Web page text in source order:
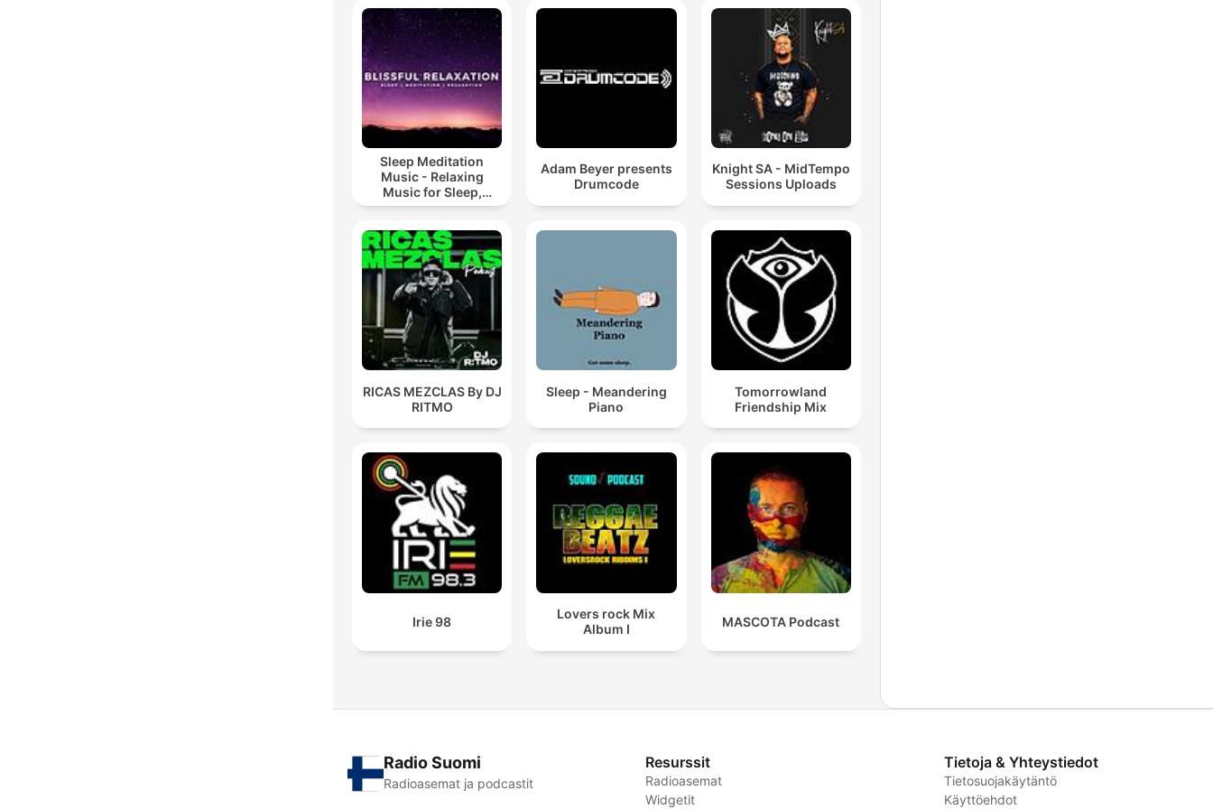
Sleep Meditation
Music - Relaxing
Music for Sleep,
Meditation &
Adam Beyer presents
Drumcode
Knight SA - MidTempo
Sessions Uploads
RICAS MEZCLAS By DJ
RITMO
Sleep - Meandering
Piano
Tomorrowland
Friendship Mix
Irie 98
Lovers rock Mix
Album I
MASCOTA Podcast
Radio Suomi
Radioasemat ja podcastit
Resurssit
Radioasemat
Widgetit
Tietoja & Yhteystiedot
Tietosuojakäytäntö
Käyttöehdot